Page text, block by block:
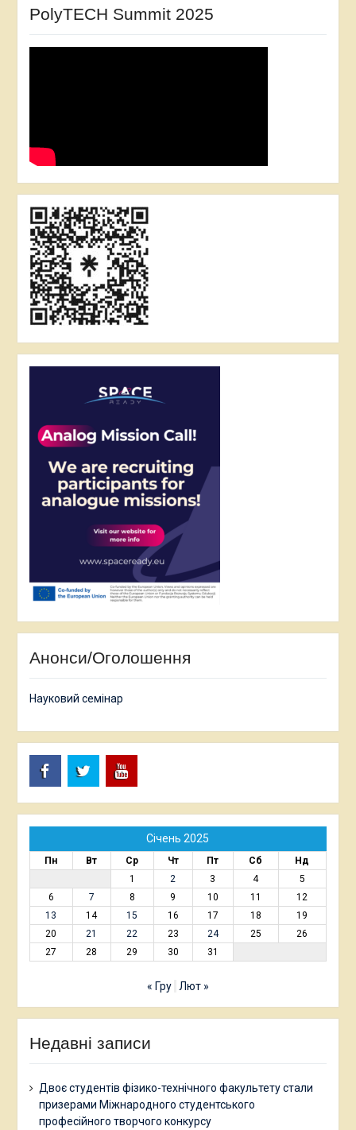
PolyTECH Summit 2025
Анонси/Оголошення
Науковий семінар
Січень 2025
Пн Вт Ср Чт Пт Сб
Нд
1
2 3 4
5
6
7 8 9 10 11
12
13
14 15 16 17 18
19
20
21 22 23 24 25
26
27
28 29 30 31
« Гру Лют »
Недавні записи
Двоє студентів фізико-технічного факультету стали
призерами Міжнародного студентського
професійного творчого конкурсу